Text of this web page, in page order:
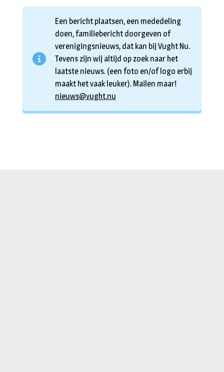
Een bericht plaatsen, een mededeling
doen, familiebericht doorgeven of
verenigingsnieuws, dat kan bij Vught Nu.
Tevens zijn wij altijd op zoek naar het
laatste nieuws. (een foto en/of logo erbij
maakt het vaak leuker). Mailen maar!
nieuws@vught.nu